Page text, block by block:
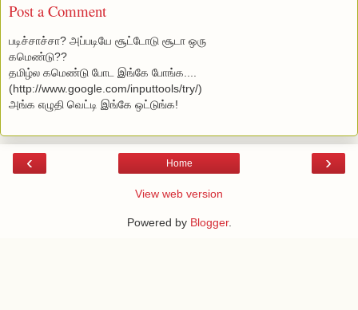
Post a Comment
படிச்சாச்சா? அப்படியே சூட்டோடு சூடா ஒரு
கமெண்டு??
தமிழ்ல கமெண்டு போட இங்கே போங்க...
(http://www.google.com/inputtools/try/)
அங்க எழுதி வெட்டி இங்கே ஒட்டுங்க!
‹ ›
Home
View web version
Powered by Blogger.